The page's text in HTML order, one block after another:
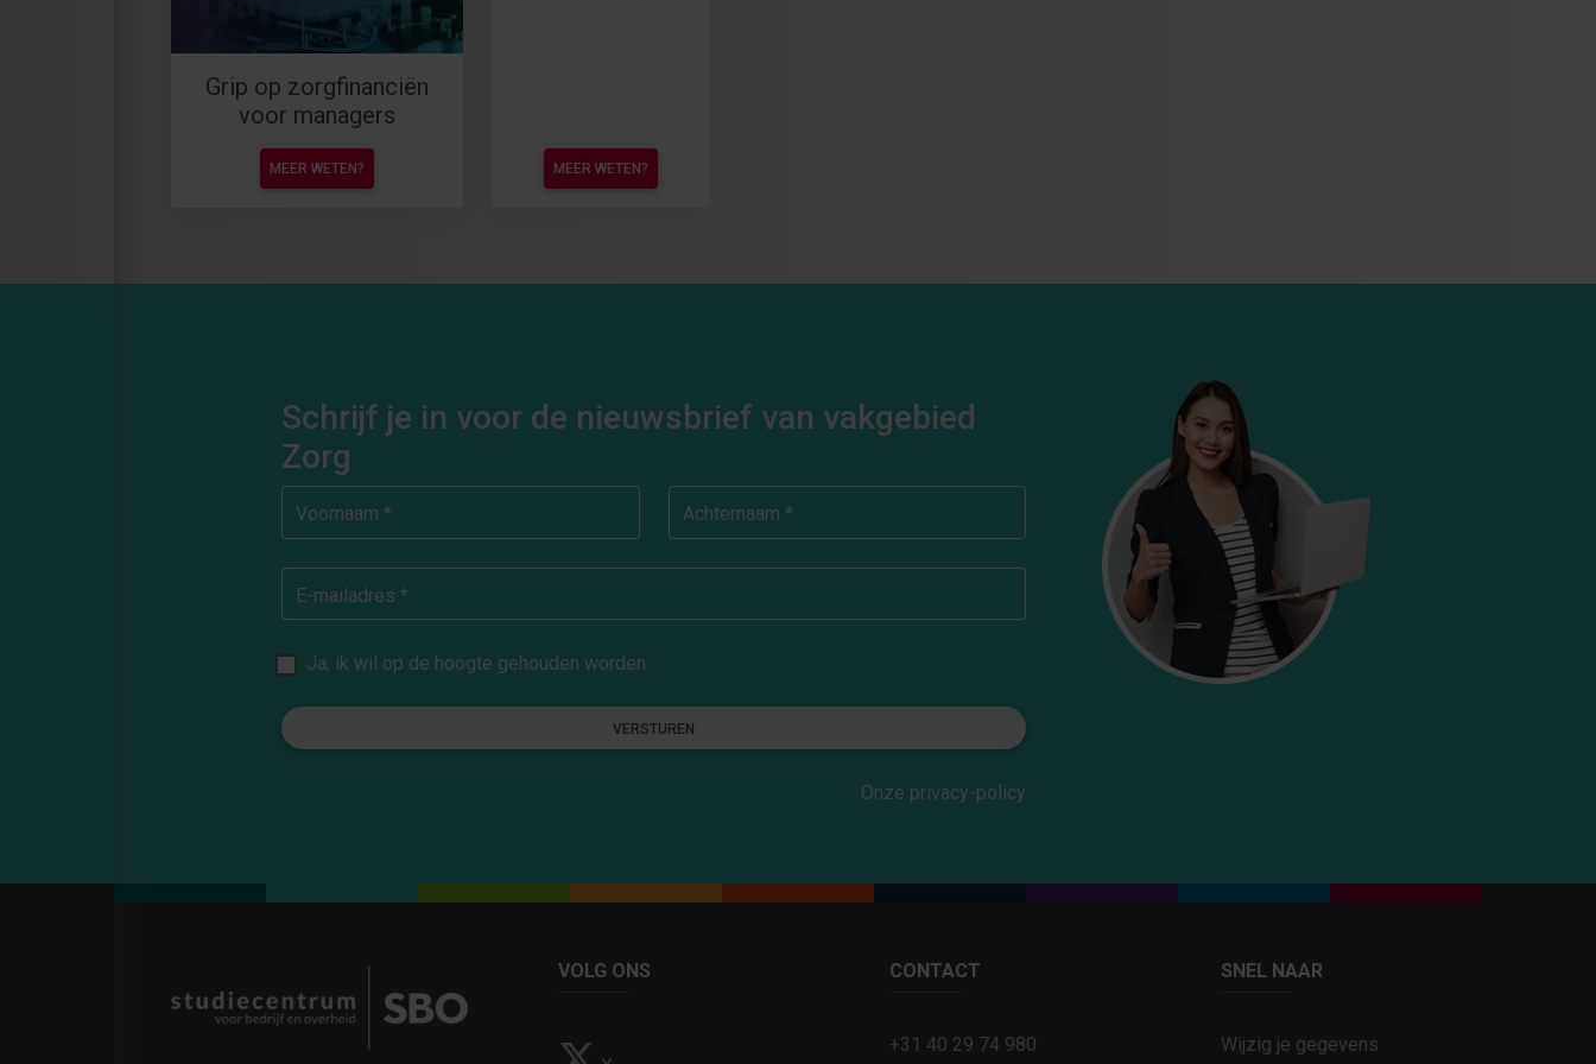
Grip op zorgfinanciën
voor managers
MEER WETEN? MEER WETEN?
Schrijf je in voor de nieuwsbrief van vakgebied
Zorg
Voornaam * Achternaam *
E-mailadres *
Ja, ik wil op de hoogte gehouden worden
VERSTUREN
Onze privacy-policy
VOLG ONS CONTACT
+31 40 29 74 980
SNEL NAAR
Wijzig je gegevens